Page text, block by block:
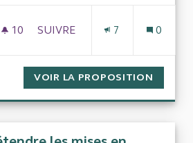
10 10 ABONNÉS
SUIVRE
7 0
VOIR LA PROPOSITION